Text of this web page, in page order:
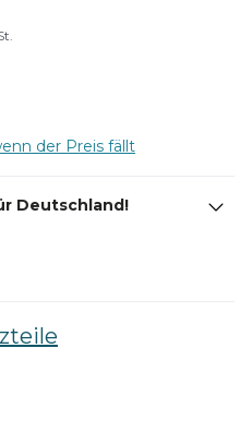
der Preis fällt
Deutschland!